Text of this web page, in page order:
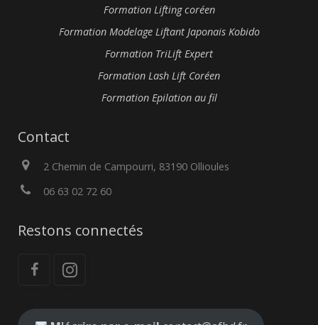
Formation Lifting coréen
Formation Modelage Liftant Japonais Kobido
Formation TriLift Expert
Formation Lash Lift Coréen
Formation Epilation au fil
Contact
2 Chemin de Campourri, 83190 Ollioules
06 63 02 72 60
Restons connectés